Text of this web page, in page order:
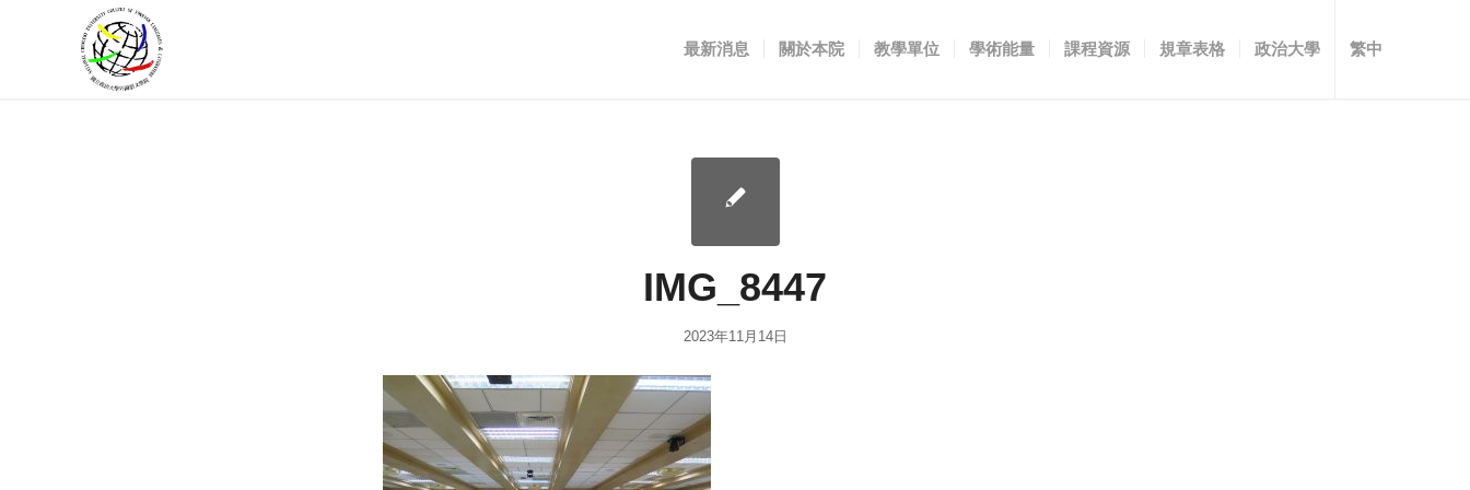
最新消息 關於本院 教學單位 學術能量 課程資源 規章表格 政治大學 繁中
IMG_8447
2023年11月14日